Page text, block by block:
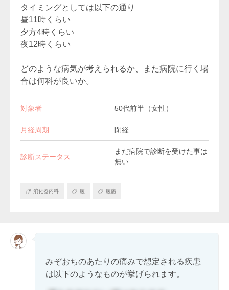
タイミングとしては以下の通り
昼11時くらい
夕方4時くらい
夜12時くらい
どのような病気が考えられるか、また病院に行く場
合は何科が良いか。
対象者 50代前半（女性）
月経周期 閉経
診断ステータス
まだ病院で診断を受けた事は
無い
消化器内科 腹 腹痛
みぞおちのあたりの痛みで想定される疾患
は以下のようなものが挙げられます。